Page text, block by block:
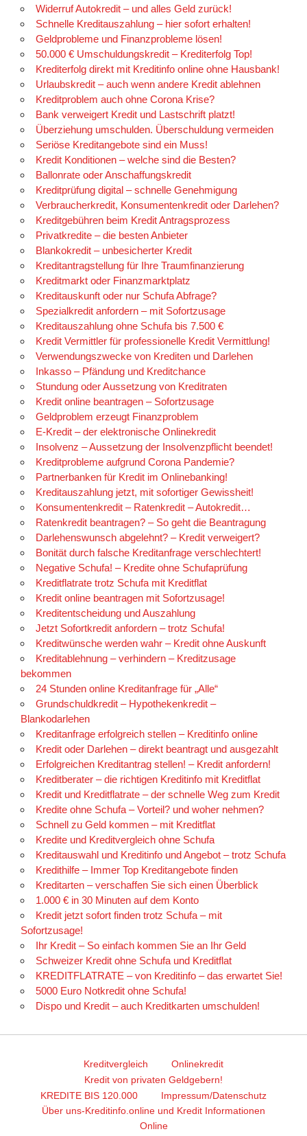
Widerruf Autokredit – und alles Geld zurück!
Schnelle Kreditauszahlung – hier sofort erhalten!
Geldprobleme und Finanzprobleme lösen!
50.000 € Umschuldungskredit – Krediterfolg Top!
Krediterfolg direkt mit Kreditinfo online ohne Hausbank!
Urlaubskredit – auch wenn andere Kredit ablehnen
Kreditproblem auch ohne Corona Krise?
Bank verweigert Kredit und Lastschrift platzt!
Überziehung umschulden. Überschuldung vermeiden
Seriöse Kreditangebote sind ein Muss!
Kredit Konditionen – welche sind die Besten?
Ballonrate oder Anschaffungskredit
Kreditprüfung digital – schnelle Genehmigung
Verbraucherkredit, Konsumentenkredit oder Darlehen?
Kreditgebühren beim Kredit Antragsprozess
Privatkredite – die besten Anbieter
Blankokredit – unbesicherter Kredit
Kreditantragstellung für Ihre Traumfinanzierung
Kreditmarkt oder Finanzmarktplatz
Kreditauskunft oder nur Schufa Abfrage?
Spezialkredit anfordern – mit Sofortzusage
Kreditauszahlung ohne Schufa bis 7.500 €
Kredit Vermittler für professionelle Kredit Vermittlung!
Verwendungszwecke von Krediten und Darlehen
Inkasso – Pfändung und Kreditchance
Stundung oder Aussetzung von Kreditraten
Kredit online beantragen – Sofortzusage
Geldproblem erzeugt Finanzproblem
E-Kredit – der elektronische Onlinekredit
Insolvenz – Aussetzung der Insolvenzpflicht beendet!
Kreditprobleme aufgrund Corona Pandemie?
Partnerbanken für Kredit im Onlinebanking!
Kreditauszahlung jetzt, mit sofortiger Gewissheit!
Konsumentenkredit – Ratenkredit – Autokredit…
Ratenkredit beantragen? – So geht die Beantragung
Darlehenswunsch abgelehnt? – Kredit verweigert?
Bonität durch falsche Kreditanfrage verschlechtert!
Negative Schufa! – Kredite ohne Schufaprüfung
Kreditflatrate trotz Schufa mit Kreditflat
Kredit online beantragen mit Sofortzusage!
Kreditentscheidung und Auszahlung
Jetzt Sofortkredit anfordern – trotz Schufa!
Kreditwünsche werden wahr – Kredit ohne Auskunft
Kreditablehnung – verhindern – Kreditzusage
bekommen
24 Stunden online Kreditanfrage für „Alle“
Grundschuldkredit – Hypothekenkredit –
Blankodarlehen
Kreditanfrage erfolgreich stellen – Kreditinfo online
Kredit oder Darlehen – direkt beantragt und ausgezahlt
Erfolgreichen Kreditantrag stellen! – Kredit anfordern!
Kreditberater – die richtigen Kreditinfo mit Kreditflat
Kredit und Kreditflatrate – der schnelle Weg zum Kredit
Kredite ohne Schufa – Vorteil? und woher nehmen?
Schnell zu Geld kommen – mit Kreditflat
Kredite und Kreditvergleich ohne Schufa
Kreditauswahl und Kreditinfo und Angebot – trotz Schufa
Kredithilfe – Immer Top Kreditangebote finden
Kreditarten – verschaffen Sie sich einen Überblick
1.000 € in 30 Minuten auf dem Konto
Kredit jetzt sofort finden trotz Schufa – mit
Sofortzusage!
Ihr Kredit – So einfach kommen Sie an Ihr Geld
Schweizer Kredit ohne Schufa und Kreditflat
KREDITFLATRATE – von Kreditinfo – das erwartet Sie!
5000 Euro Notkredit ohne Schufa!
Dispo und Kredit – auch Kreditkarten umschulden!
Kreditvergleich
Onlinekredit
Kredit von privaten Geldgebern!
KREDITE BIS 120.000
Impressum/Datenschutz
Über uns-Kreditinfo.online und Kredit Informationen
Online